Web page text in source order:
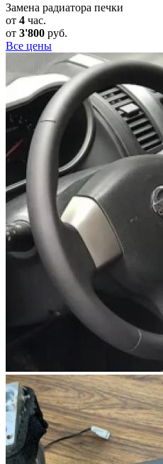
Замена радиатора печки
от 4 час.
от 3'800 руб.
Все цены